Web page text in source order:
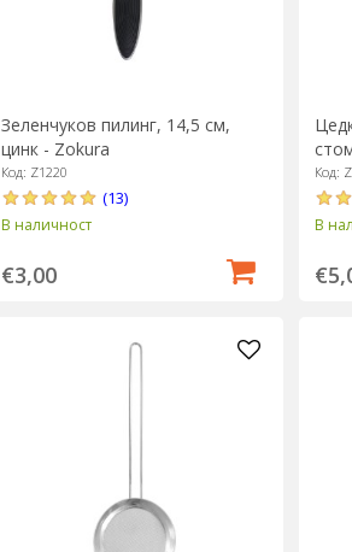
Зеленчуков пилинг, 14,5 см,
цинк - Zokura
Код: Z1220
(13)
В наличност
€3,00
Код:
В